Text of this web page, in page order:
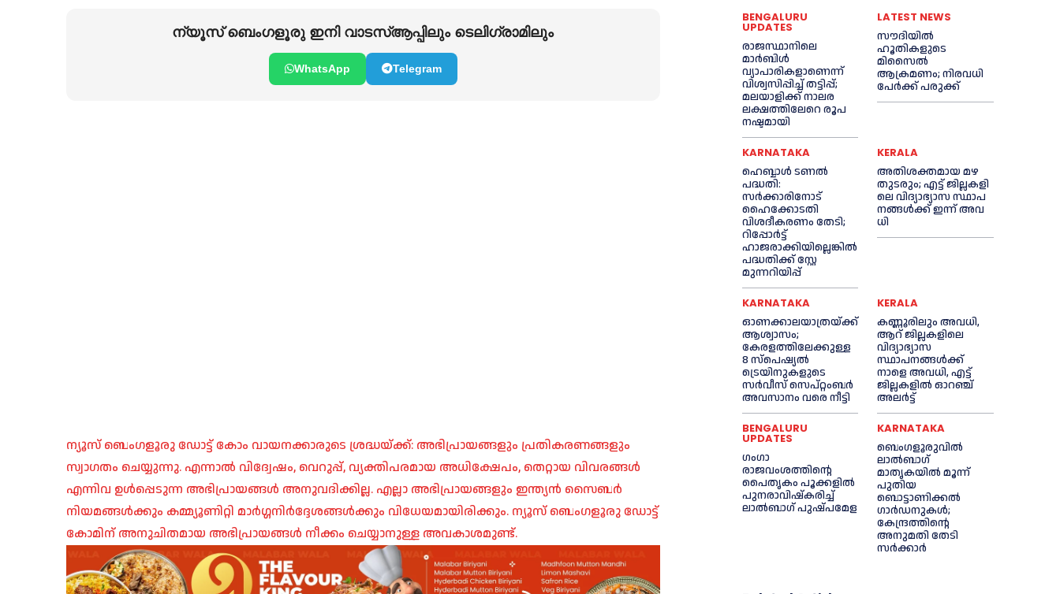
ന്യൂസ് ബെംഗളൂരു ഇനി വാടസ്ആപ്പിലും ടെലിഗ്രാമിലും
WhatsApp Telegram
ന്യൂസ് ബെംഗളൂരു ഡോട്ട് കോം വായനക്കാരുടെ ശ്രദ്ധയ്ക്ക്: അഭിപ്രായങ്ങളും പ്രതികരണങ്ങളും
സ്വാഗതം ചെയ്യുന്നു. എന്നാൽ വിദ്വേഷം, വെറുപ്പ്, വ്യക്തിപരമായ അധിക്ഷേപം, തെറ്റായ വിവരങ്ങൾ
എന്നിവ ഉൾപ്പെടുന്ന അഭിപ്രായങ്ങൾ അനുവദിക്കില്ല. എല്ലാ അഭിപ്രായങ്ങളും ഇന്ത്യൻ സൈബർ
നിയമങ്ങൾക്കും കമ്മ്യൂണിറ്റി മാർഗ്ഗനിർദ്ദേശങ്ങൾക്കും വിധേയമായിരിക്കും. ന്യൂസ് ബെംഗളൂരു ഡോട്ട്
കോമിന് അനുചിതമായ അഭിപ്രായങ്ങൾ നീക്കം ചെയ്യാനുള്ള അവകാശമുണ്ട്.
BENGALURU
UPDATES
രാജസ്ഥാനിലെ
മാർബിൾ
വ്യാപാരികളാണെന്ന്
വിശ്വസിപ്പിച്ച് തട്ടിപ്പ്;
മലയാളിക്ക് നാലര
ലക്ഷത്തിലേറെ രൂപ
നഷ്ടമായി
LATEST NEWS
സൗദിയിൽ
ഹൂതികളുടെ
മിസൈൽ
ആക്രമണം; നിരവധി
പേർക്ക് പരുക്ക്
KARNATAKA
ഹെബ്ബാൾ ടണൽ
പദ്ധതി:
സർക്കാരിനോട്
ഹൈക്കോടതി
വിശദീകരണം തേടി;
റിപ്പോർട്ട്
ഹാജരാക്കിയില്ലെങ്കിൽ
പദ്ധതിക്ക് സ്റ്റേ
മുന്നറിയിപ്പ്
KERALA
അതിശക്തമായ മഴ
തുടരും; എട്ട് ജി​ല്ല​ക​ളി​
ലെ വി​ദ്യാ​ഭ്യാ​സ സ്ഥാ​പ​
ന​ങ്ങ​ൾ​ക്ക് ഇ​ന്ന് അ​വ​
ധി
KARNATAKA
ഓണക്കാലയാത്രയ്ക്ക്
ആശ്വാസം;
കേരളത്തിലേക്കുള്ള
8 സ്പെഷ്യൽ
ട്രെയിനുകളുടെ
സർവീസ് സെപ്റ്റംബർ
അവസാനം വരെ നീട്ടി
KERALA
കണ്ണൂരിലും അവധി,
ആറ് ജില്ലകളിലെ
വിദ്യാഭ്യാസ
സ്ഥാപനങ്ങൾക്ക്
നാളെ അവധി, എട്ട്
ജില്ലകളിൽ ഓറഞ്ച്
അലർട്ട്
BENGALURU
UPDATES
ഗംഗാ
രാജവംശത്തിന്റെ
പൈതൃകം പൂക്കളിൽ
പുനരാവിഷ്‌കരിച്ച്
ലാൽബാഗ് പുഷ്പമേള
KARNATAKA
ബെംഗളൂരുവിൽ
ലാൽബാഗ്
മാതൃകയിൽ മൂന്ന്
പുതിയ
ബൊട്ടാണിക്കൽ
ഗാർഡനുകൾ;
കേന്ദ്രത്തിന്റെ
അനുമതി തേടി
സർക്കാർ